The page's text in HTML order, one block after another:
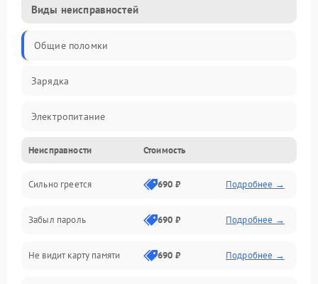
Виды неисправностей
Общие поломки
Зарядка
Электропитание
Экран и изображение
Дисплей
Экран (дисплей)
Связь
Неисправности Стоимость
Сильно греется 690 ₽ Подробнее →
Забыл пароль 690 ₽ Подробнее →
Не видит карту памяти 690 ₽ Подробнее →